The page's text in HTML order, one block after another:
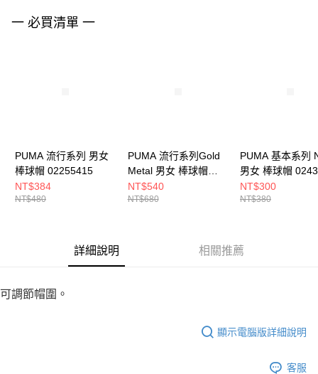
４．使用「AFTEE先享後付」時，將依據個別帳號之用戶狀況，依本公司即
一 必買清單 一
PUMA 流行系列 男女
棒球帽 02255415
NT$384
NT$480
PUMA 流行系列Gold
Metal 男女 棒球帽
02536301
NT$540
NT$680
PUMA 基本系列
男女 棒球帽
NT$300
NT$380
詳細說明 相關推薦
可調節帽圍。
顯示電腦版詳細說明
客服